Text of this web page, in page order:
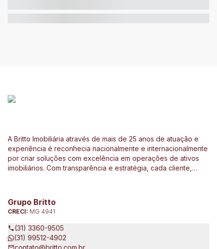
A Britto Imobiliária através de mais de 25 anos de atuação e
experiência é reconhecia nacionalmente e internacionalmente
por criar soluções com excelência em operações de ativos
imobiliários. Com transparência e estratégia, cada cliente,
investimentos ligados ao mercado imobiliário, construção civil,
incorporação de empreendimentos, avaliações e perícias de
imóveis urbanos e rurais. Atuamos no Brasil e no exterior, junto
a clientes exigentes e de vários tipos e porte, que pretendem
expandir seus negócios.
Grupo Britto
CRECI: MG 4941
(31) 3360-9505
(31) 99512-4902
contato@britto.com.br